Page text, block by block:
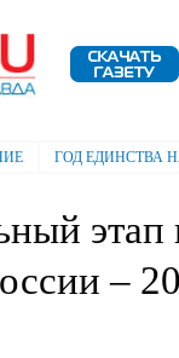
ГОД ЕДИНСТВА
этап
–